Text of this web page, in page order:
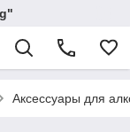
Аксессуары для